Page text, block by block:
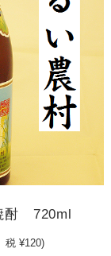
720ml
税 ¥120)